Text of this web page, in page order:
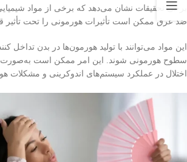
برخی تحقیقات نشان می‌دهد که برخی از مواد
ضد عرق ممکن است تأثیرات هورمونی را تحت تأثیر
این مواد می‌توانند با تولید هورمون‌ها در بدن تداخل
سطوح هورمونی شوند. این امر ممکن است به‌صورت
اختلال در عملکرد سیستم‌های اندوکرینی و مشکلات